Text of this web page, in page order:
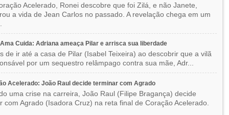
Acelerado, Ronei descobre que foi Zilá, e não Janete,
a vida de Jean Carlos no passado. A revelação chega em um
Cuida: Adriana ameaça Pilar e arrisca sua liberdade
de ir até a casa de Pilar (Isabel Teixeira) ao descobrir que a vilã
por um sequestro relâmpago contra sua mãe, Adr...
Acelerado: João Raul decide terminar com Agrado
uma crise na carreira, João Raul (Filipe Bragança) decide
com Agrado (Isadora Cruz) na reta final de Coração Acelerado.